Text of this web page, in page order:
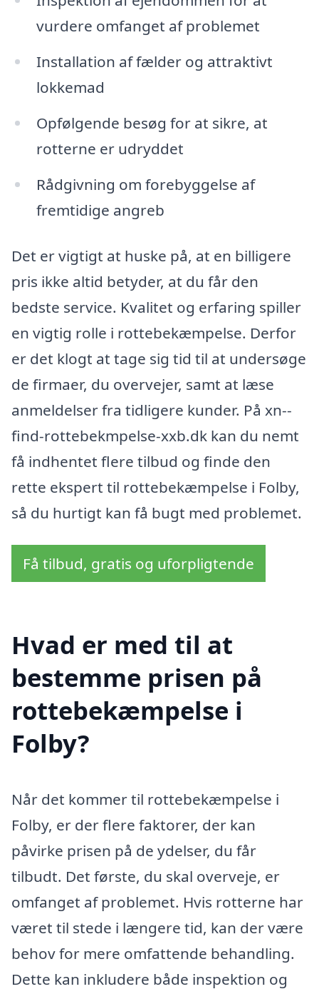
vurdere omfanget af problemet
Installation af fælder og attraktivt
lokkemad
Opfølgende besøg for at sikre, at
rotterne er udryddet
Rådgivning om forebyggelse af
fremtidige angreb
Det er vigtigt at huske på, at en billigere
pris ikke altid betyder, at du får den
bedste service. Kvalitet og erfaring spiller
en vigtig rolle i rottebekæmpelse. Derfor
er det klogt at tage sig tid til at undersøge
de firmaer, du overvejer, samt at læse
anmeldelser fra tidligere kunder. På xn--
find-rottebekmpelse-xxb.dk kan du nemt
få indhentet flere tilbud og finde den
rette ekspert til rottebekæmpelse i Folby,
så du hurtigt kan få bugt med problemet.
Få tilbud, gratis og uforpligtende
Hvad er med til at
bestemme prisen på
rottebekæmpelse i
Folby?
Når det kommer til rottebekæmpelse i
Folby, er der flere faktorer, der kan
påvirke prisen på de ydelser, du får
tilbudt. Det første, du skal overveje, er
omfanget af problemet. Hvis rotterne har
været til stede i længere tid, kan der være
behov for mere omfattende behandling.
Dette kan inkludere både inspektion og